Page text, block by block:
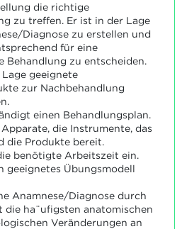
die richtige
zu treffen. Er ist in der Lage
Diagnose zu erstellen und
für eine
Behandlung zu entscheiden.
geeignete
zur Nachbehandlung
einen Behandlungsplan.
die Instrumente, das
die Produkte bereit.
benötigte Arbeitszeit ein.
geeignetes Übungsmodell
Anamnese/Diagnose durch
die ha¨ufigsten anatomischen
Veränderungen an